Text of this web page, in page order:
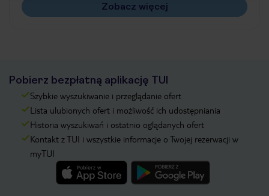
Zobacz więcej
Pobierz bezpłatną aplikację TUI
Szybkie wyszukiwanie i przeglądanie ofert
Lista ulubionych ofert i możliwość ich udostępniania
Historia wyszukiwań i ostatnio oglądanych ofert
Kontakt z TUI i wszystkie informacje o Twojej rezerwacji w
myTUI